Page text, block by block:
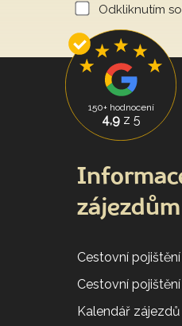
Odkliknutím
150+ hodnocení
4,9z 5
zájezdům
Cestovní
Cestovní
Kalendář zájezdů